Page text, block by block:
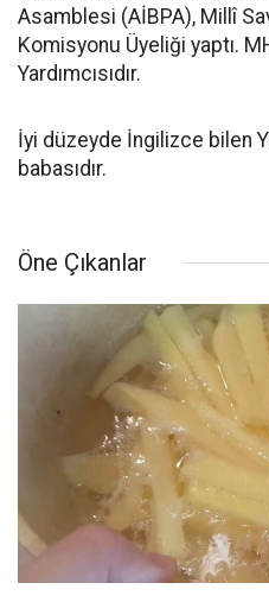
Asamblesi (AİBPA), Millî
Komisyonu Üyeliği yaptı.
Yardımcısıdır.
İyi düzeyde İngilizce bilen
babasıdır.
Öne Çıkanlar